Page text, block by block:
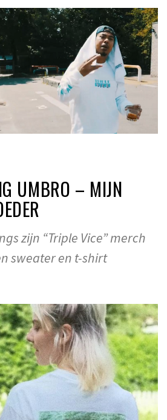
UMBRO – MIJN
zijn “Triple Vice” merch
sweater en t-shirt